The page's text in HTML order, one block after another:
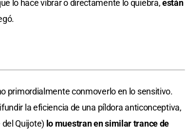
lo hace vibrar o directamente lo quiebra,están
primordialmente conmoverlo en lo sensitivo.
la eficiencia de una píldora anticonceptiva,
Quijote) lo muestran en similar trance de